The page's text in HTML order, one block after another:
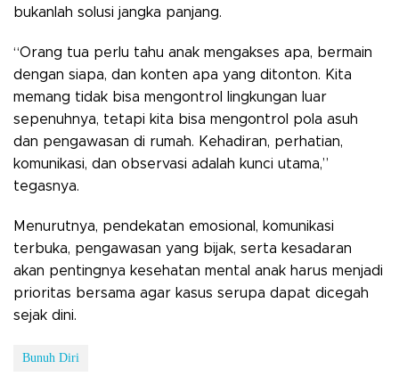
bukanlah solusi jangka panjang.
“Orang tua perlu tahu anak mengakses apa, bermain
dengan siapa, dan konten apa yang ditonton. Kita
memang tidak bisa mengontrol lingkungan luar
sepenuhnya, tetapi kita bisa mengontrol pola asuh
dan pengawasan di rumah. Kehadiran, perhatian,
komunikasi, dan observasi adalah kunci utama,”
tegasnya.
Menurutnya, pendekatan emosional, komunikasi
terbuka, pengawasan yang bijak, serta kesadaran
akan pentingnya kesehatan mental anak harus menjadi
prioritas bersama agar kasus serupa dapat dicegah
sejak dini.
Bunuh Diri